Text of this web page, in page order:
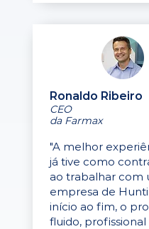
Ronaldo Ribeiro
CEO
da Farmax
"A melhor
já tive como
ao trabalhar com
empresa de
início ao fim, o
fluido,